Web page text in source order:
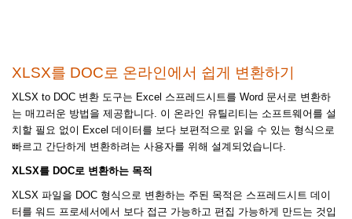
XLSX를 DOC로 온라인에서 쉽게 변환하기
XLSX to DOC 변환 도구는 Excel 스프레드시트를 Word 문서로 변환하
는 매끄러운 방법을 제공합니다. 이 온라인 유틸리티는 소프트웨어를 설
치할 필요 없이 Excel 데이터를 보다 보편적으로 읽을 수 있는 형식으로
빠르고 간단하게 변환하려는 사용자를 위해 설계되었습니다.
XLSX를 DOC로 변환하는 목적
XLSX 파일을 DOC 형식으로 변환하는 주된 목적은 스프레드시트 데이
터를 워드 프로세서에서 보다 접근 가능하고 편집 가능하게 만드는 것입